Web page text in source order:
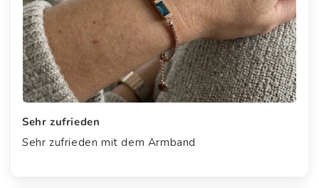
Sehr zufrieden
Sehr zufrieden mit dem Armband